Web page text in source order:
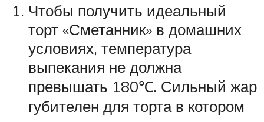
Чтобы получить идеальный
торт «Сметанник» в домашних
условиях, температура
выпекания не должна
превышать 180℃. Сильный жар
губителен для торта в котором